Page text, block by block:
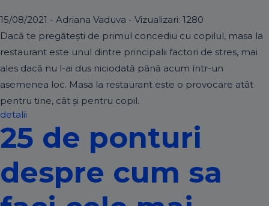
15/08/2021 - Adriana Vaduva - Vizualizari: 1280
Dacă te pregăteşti de primul concediu cu copilul, masa la
restaurant este unul dintre principalii factori de stres, mai
ales dacă nu l-ai dus niciodată până acum într-un
asemenea loc. Masa la restaurant este o provocare atât
pentru tine, cât şi pentru copil.
detalii
25 de ponturi
despre cum sa